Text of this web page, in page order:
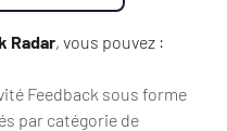
Radar, vous pouvez :
Feedback sous forme
par catégorie de